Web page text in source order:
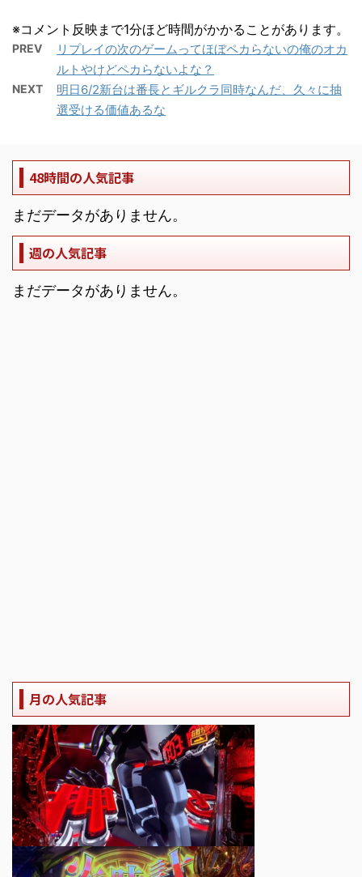
※コメント反映まで1分ほど時間がかかることがあります。
PREV
リプレイの次のゲームってほぼペカらないの俺のオカ
ルトやけどペカらないよな？
NEXT
明日6/2新台は番長とギルクラ同時なんだ、久々に抽
選受ける価値あるな
48時間の人気記事
まだデータがありません。
週の人気記事
まだデータがありません。
月の人気記事